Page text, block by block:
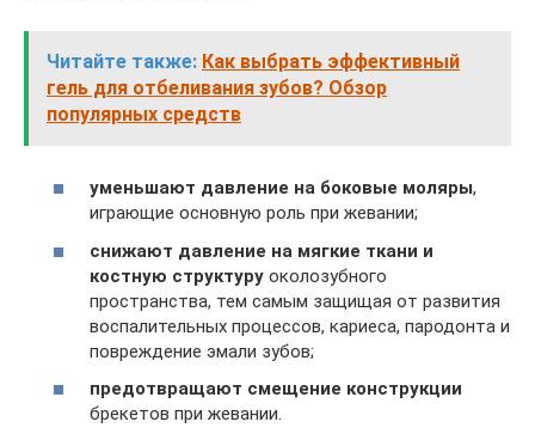
Читайте также: Как выбрать эффективный
гель для отбеливания зубов? Обзор
популярных средств
уменьшают давление на боковые моляры,
играющие основную роль при жевании;
снижают давление на мягкие ткани и
костную структуру околозубного
пространства, тем самым защищая от развития
воспалительных процессов, кариеса, пародонта и
повреждение эмали зубов;
предотвращают смещение конструкции
брекетов при жевании.